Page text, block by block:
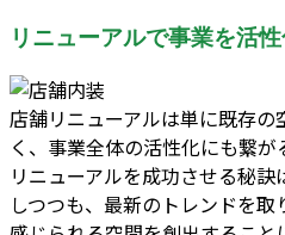
リニューアルで事業を活
店舗リニューアルは単に既存
く、事業全体の活性化にも繋が
リニューアルを成功させる秘
しつつも、最新のトレンドを